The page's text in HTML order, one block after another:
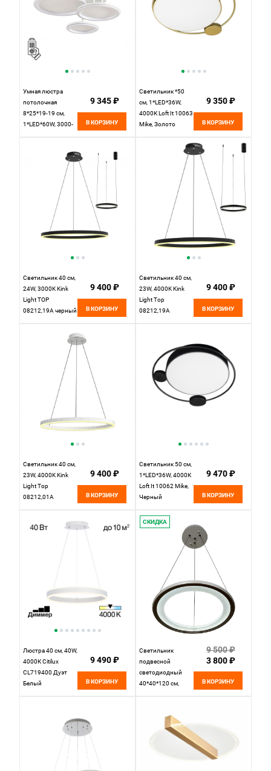
Умная люстра
потолочная
8*25*19-19 см,
1*LED*60W, 3000-
9 345 ₽
В КОРЗИНУ
Светильник *50
см, 1*LED*36W,
4000К Loft It 10063
Mike, Золото
9 350 ₽
В КОРЗИНУ
Светильник 40 см,
24W, 3000K Kink
Light ТОР
08212,19A черный
9 400 ₽
В КОРЗИНУ
Светильник 40 см,
23W, 4000K Kink
Light Тор
08212,19A
9 400 ₽
В КОРЗИНУ
Светильник 40 см,
23W, 4000K Kink
Light Тор
08212,01A
9 400 ₽
В КОРЗИНУ
Светильник 50 см,
1*LED*36W, 4000К
Loft It 10062 Mike,
Черный
9 470 ₽
В КОРЗИНУ
Люстра 40 см, 40W,
4000К Citilux
CL719400 Дуэт
Белый
9 490 ₽
В КОРЗИНУ
СКИДКА
Светильник
подвесной
светодиодный
40*40*120 см,
2087/71/01C
9 500 ₽
3 800 ₽
В КОРЗИНУ